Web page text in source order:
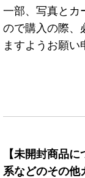
一部、写真とカ
ので購入の際、
ますようお願い
【未開封商品
系などのその他